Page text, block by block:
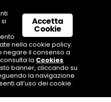
Accetta
Cookie
nella cookie policy.
negare il consenso a
la Cookies
banner, cliccando su
la navigazione
all’uso dei cookie.